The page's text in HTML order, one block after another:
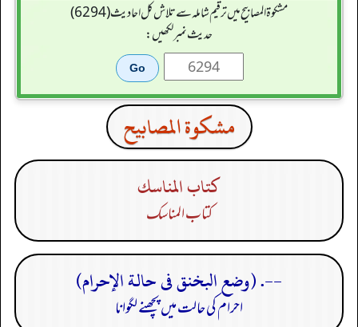
مشکوۃ المصابیح میں ترقیم شاملہ سے تلاش کل احادیث (6294)
حدیث نمبر لکھیں:
مشكوة المصابيح
كتاب المناسك
كتاب المناسك
--. (وضع البخنق فى حالة الإحرام)
احرام کی حالت میں پچھنے لگوانا